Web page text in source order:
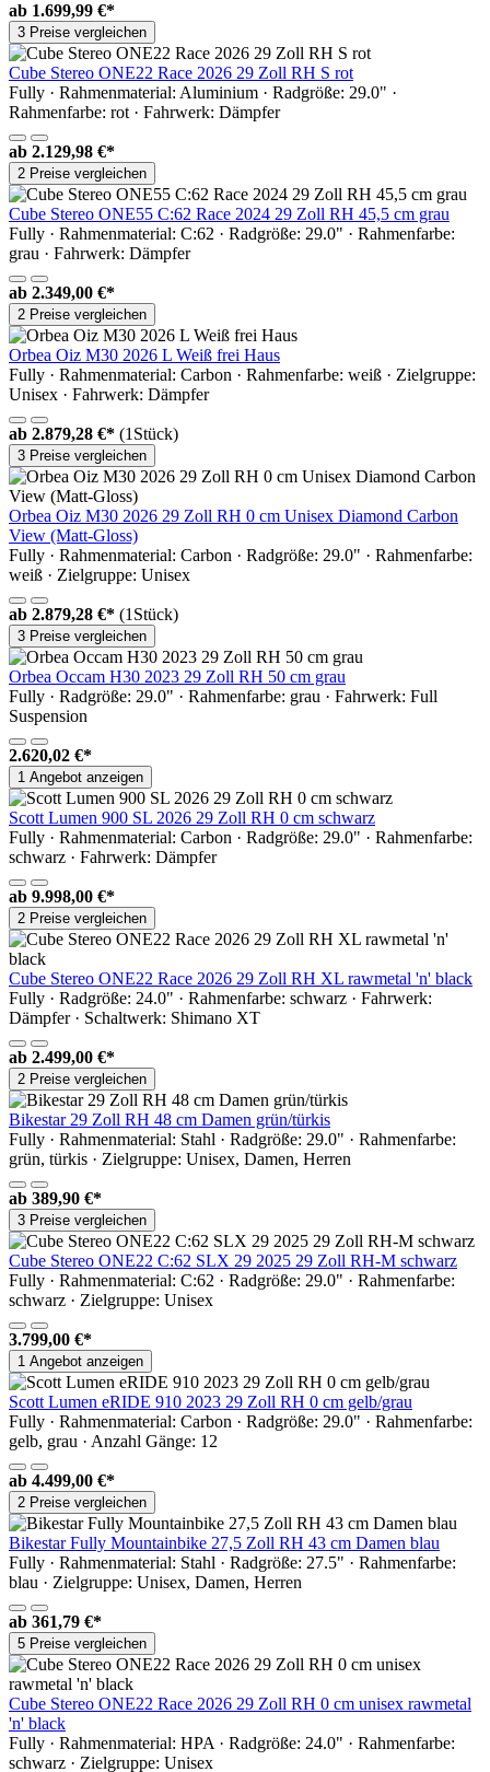
ab 1.699,99 €*
3 Preise vergleichen
Cube Stereo ONE22 Race 2026 29 Zoll RH S rot
Fully · Rahmenmaterial: Aluminium · Radgröße: 29.0" ·
Rahmenfarbe: rot · Fahrwerk: Dämpfer
ab 2.129,98 €*
2 Preise vergleichen
Cube Stereo ONE55 C:62 Race 2024 29 Zoll RH 45,5 cm grau
Fully · Rahmenmaterial: C:62 · Radgröße: 29.0" · Rahmenfarbe:
grau · Fahrwerk: Dämpfer
ab 2.349,00 €*
2 Preise vergleichen
Orbea Oiz M30 2026 L Weiß frei Haus
Fully · Rahmenmaterial: Carbon · Rahmenfarbe: weiß · Zielgruppe:
Unisex · Fahrwerk: Dämpfer
ab 2.879,28 €* (1Stück)
3 Preise vergleichen
Orbea Oiz M30 2026 29 Zoll RH 0 cm Unisex Diamond Carbon
View (Matt-Gloss)
Fully · Rahmenmaterial: Carbon · Radgröße: 29.0" · Rahmenfarbe:
weiß · Zielgruppe: Unisex
ab 2.879,28 €* (1Stück)
3 Preise vergleichen
Orbea Occam H30 2023 29 Zoll RH 50 cm grau
Fully · Radgröße: 29.0" · Rahmenfarbe: grau · Fahrwerk: Full
Suspension
2.620,02 €*
1 Angebot anzeigen
Scott Lumen 900 SL 2026 29 Zoll RH 0 cm schwarz
Fully · Rahmenmaterial: Carbon · Radgröße: 29.0" · Rahmenfarbe:
schwarz · Fahrwerk: Dämpfer
ab 9.998,00 €*
2 Preise vergleichen
Cube Stereo ONE22 Race 2026 29 Zoll RH XL rawmetal 'n' black
Fully · Radgröße: 24.0" · Rahmenfarbe: schwarz · Fahrwerk:
Dämpfer · Schaltwerk: Shimano XT
ab 2.499,00 €*
2 Preise vergleichen
Bikestar 29 Zoll RH 48 cm Damen grün/türkis
Fully · Rahmenmaterial: Stahl · Radgröße: 29.0" · Rahmenfarbe:
grün, türkis · Zielgruppe: Unisex, Damen, Herren
ab 389,90 €*
3 Preise vergleichen
Cube Stereo ONE22 C:62 SLX 29 2025 29 Zoll RH-M schwarz
Fully · Rahmenmaterial: C:62 · Radgröße: 29.0" · Rahmenfarbe:
schwarz · Zielgruppe: Unisex
3.799,00 €*
1 Angebot anzeigen
Scott Lumen eRIDE 910 2023 29 Zoll RH 0 cm gelb/grau
Fully · Rahmenmaterial: Carbon · Radgröße: 29.0" · Rahmenfarbe:
gelb, grau · Anzahl Gänge: 12
ab 4.499,00 €*
2 Preise vergleichen
Bikestar Fully Mountainbike 27,5 Zoll RH 43 cm Damen blau
Fully · Rahmenmaterial: Stahl · Radgröße: 27.5" · Rahmenfarbe:
blau · Zielgruppe: Unisex, Damen, Herren
ab 361,79 €*
5 Preise vergleichen
Cube Stereo ONE22 Race 2026 29 Zoll RH 0 cm unisex rawmetal
'n' black
Fully · Rahmenmaterial: HPA · Radgröße: 24.0" · Rahmenfarbe:
schwarz · Zielgruppe: Unisex